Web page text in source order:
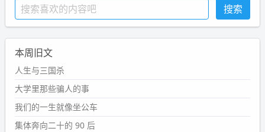
本周旧文
人生与三国杀
大学里那些骗人的事
我们的一生就像坐公车
集体奔向二十的 90 后